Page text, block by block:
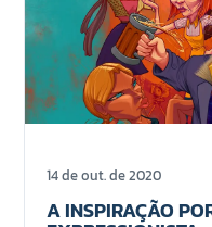
14 de out. de 2020
A INSPIRAÇÃO